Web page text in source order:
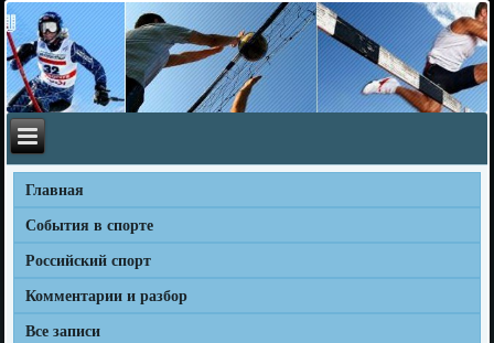
Главная
События в спорте
Российский спорт
Комментарии и разбор
Все записи